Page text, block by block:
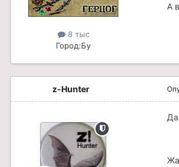
8 тыс
Город:Бу
А
z-Hunter